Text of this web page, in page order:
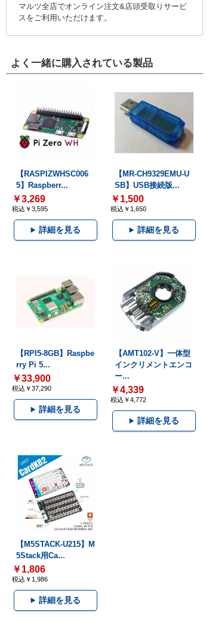
マルツ全店でオンライン注文&店頭受取りサービ
スをご利用いただけます。
よく一緒に購入されている製品
【RASPIZWHSC006
5】Raspberr...
￥3,269
税込￥3,595
詳細を見る
【MR-CH9329EMU-U
SB】USB接続版...
￥1,500
税込￥1,650
詳細を見る
【RPI5-8GB】Raspbe
rry Pi 5...
￥33,900
税込￥37,290
詳細を見る
【AMT102-V】一体型
インクリメントエンコ
ー...
￥4,339
税込￥4,772
詳細を見る
【M5STACK-U215】M
5Stack用Ca...
￥1,806
税込￥1,986
詳細を見る